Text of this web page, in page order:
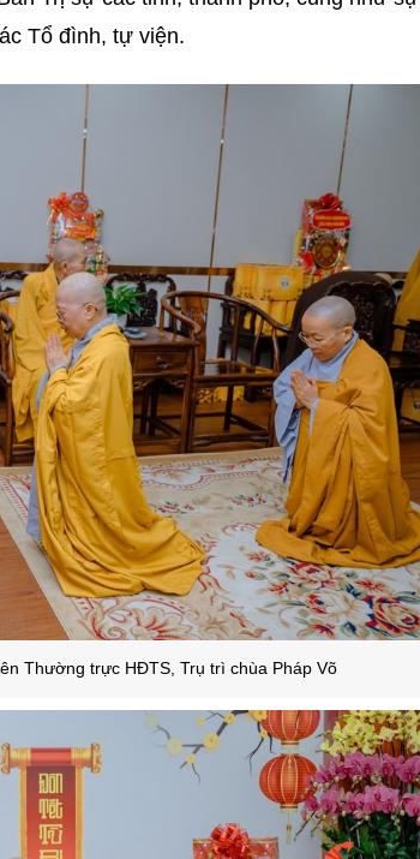
Tổ đình, tự viện.
Thường trực HĐTS, Trụ trì chùa Pháp Võ